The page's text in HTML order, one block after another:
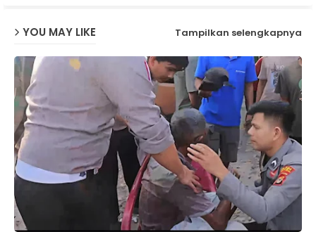
YOU MAY LIKE Tampilkan selengkapnya